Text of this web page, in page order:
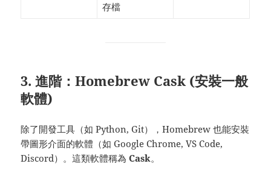
存檔
3. 進階：Homebrew Cask (安裝一般
軟體)
除了開發工具（如 Python, Git），Homebrew 也能安裝
帶圖形介面的軟體（如 Google Chrome, VS Code,
Discord）。這類軟體稱為Cask。